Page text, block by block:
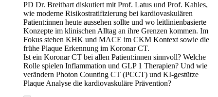
PD Dr. Breitbart diskutiert mit Prof. Latus und Prof. Kahles,
wie moderne Risikostratifizierung bei kardiovaskulären
Patient:innen heute aussehen sollte und wo leitlinienbasierte
Konzepte im klinischen Alltag an ihre Grenzen kommen. Im
Fokus stehen KHK und MACE im CKM Kontext sowie die
frühe Plaque Erkennung im Koronar CT.
Ist ein Koronar CT bei allen Patient:innen sinnvoll? Welche
Rolle spielen Inflammation und GLP 1 Therapien? Und wie
verändern Photon Counting CT (PCCT) und KI-gestütze
Plaque Analyse die kardiovaskuläre Prävention?